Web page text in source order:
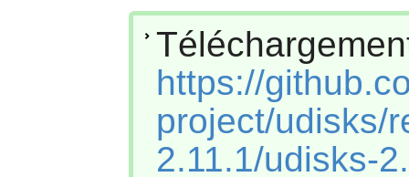
https://
project/udisks/
2.11.1/udisks-